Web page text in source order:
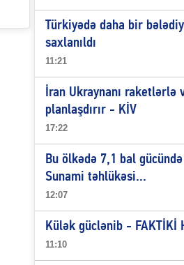
Türkiyədə daha bir
saxlanıldı
11:21
İran Ukraynanı raketlərlə
planlaşdırır - KİV
17:22
Bu ölkədə 7,1 bal
Sunami təhlükəsi...
12:07
Külək güclənib - FAKTİKİ
11:10